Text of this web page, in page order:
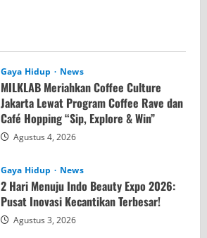
Gaya Hidup News
MILKLAB Meriahkan Coffee Culture
Jakarta Lewat Program Coffee Rave dan
Café Hopping “Sip, Explore & Win”
Agustus 4, 2026
Gaya Hidup News
2 Hari Menuju Indo Beauty Expo 2026:
Pusat Inovasi Kecantikan Terbesar!
Agustus 3, 2026